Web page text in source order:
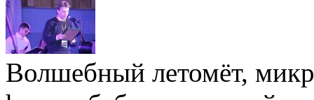
Волшебный летомёт,